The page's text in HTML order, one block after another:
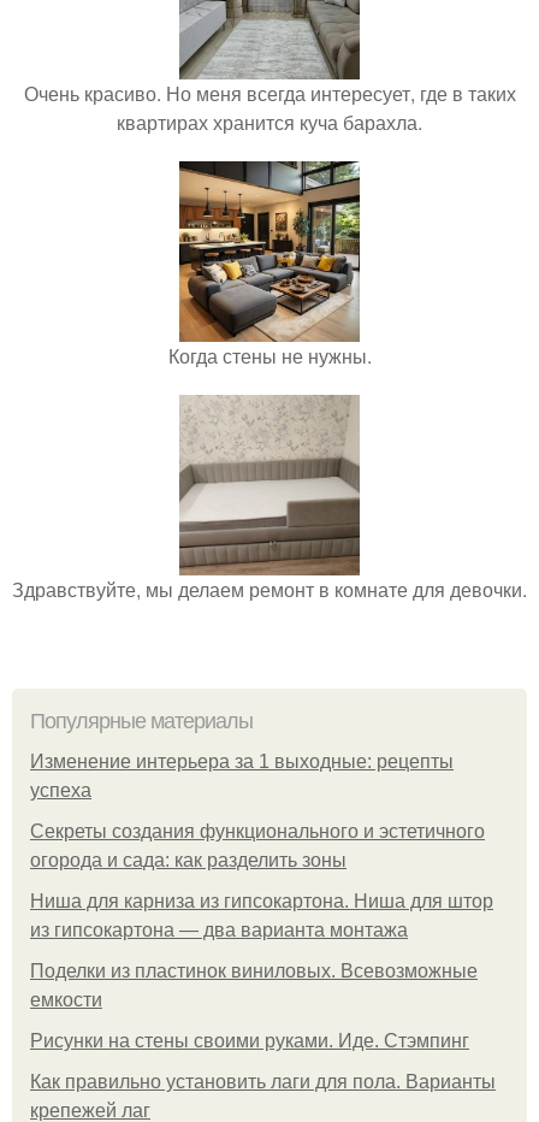
Очень красиво. Но меня всегда интересует, где в таких
квартирах хранится куча барахла.
Когда стены не нужны.
Здравствуйте, мы делаем ремонт в комнате для девочки.
Популярные материалы
Изменение интерьера за 1 выходные: рецепты
успеха
Секреты создания функционального и эстетичного
огорода и сада: как разделить зоны
Ниша для карниза из гипсокартона. Ниша для штор
из гипсокартона — два варианта монтажа
Поделки из пластинок виниловых. Всевозможные
емкости
Рисунки на стены своими руками. Иде. Стэмпинг
Как правильно установить лаги для пола. Варианты
крепежей лаг